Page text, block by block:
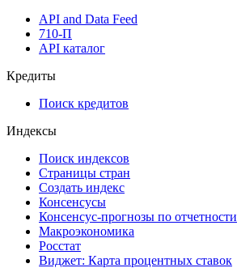
API and Data Feed
710-П
API каталог
Кредиты
Поиск кредитов
Индексы
Поиск индексов
Страницы стран
Создать индекс
Консенсусы
Консенсус-прогнозы по отчетности
Макроэкономика
Росстат
Виджет: Карта процентных ставок